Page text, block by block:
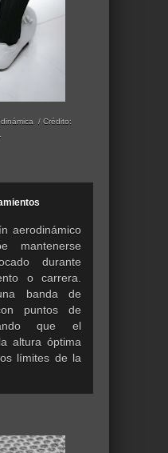
/ Crédito:
aerodinámico
mantenerse
durante
o carrera.
banda de
puntos de
que el
altura óptima
límites de la